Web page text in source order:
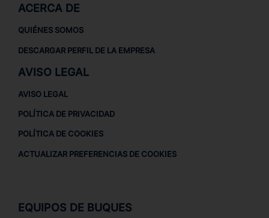
ACERCA DE
QUIÉNES SOMOS
DESCARGAR PERFIL DE LA EMPRESA
AVISO LEGAL
AVISO LEGAL
POLÍTICA DE PRIVACIDAD
POLÍTICA DE COOKIES
ACTUALIZAR PREFERENCIAS DE COOKIES
EQUIPOS DE BUQUES